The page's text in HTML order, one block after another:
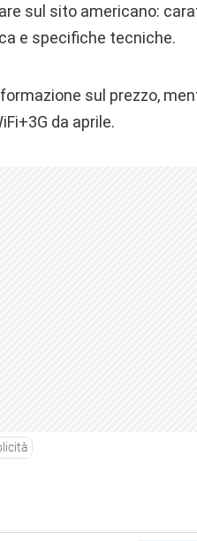
sul sito americano:
e specifiche tecniche.
sul prezzo,
da aprile.